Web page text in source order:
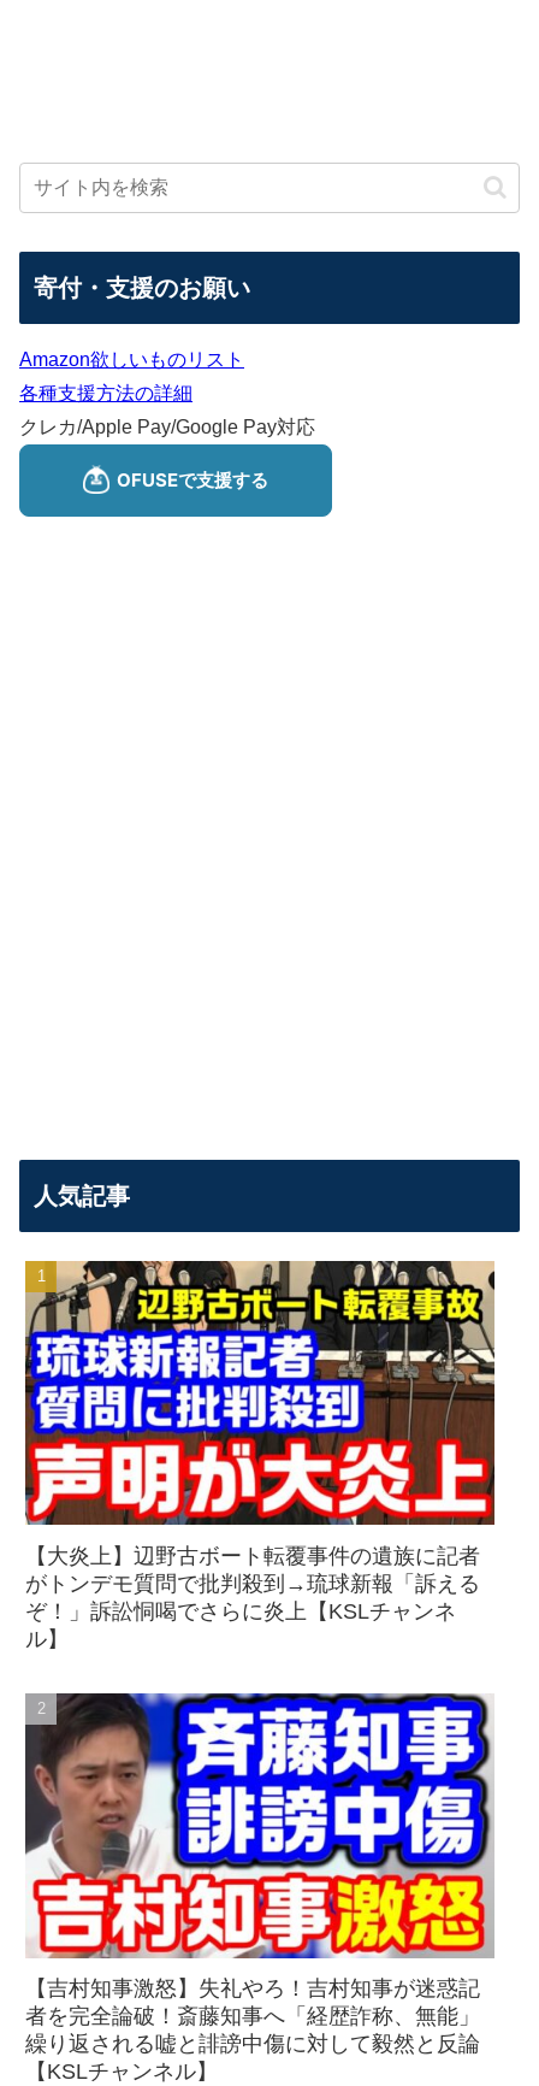
寄付・支援のお願い
Amazon欲しいものリスト
各種支援方法の詳細
クレカ/Apple Pay/Google Pay対応
人気記事
【大炎上】辺野古ボート転覆事件の遺族に記者
がトンデモ質問で批判殺到→琉球新報「訴える
ぞ！」訴訟恫喝でさらに炎上【KSLチャンネ
ル】
【吉村知事激怒】失礼やろ！吉村知事が迷惑記
者を完全論破！斎藤知事へ「経歴詐称、無能」
繰り返される嘘と誹謗中傷に対して毅然と反論
【KSLチャンネル】